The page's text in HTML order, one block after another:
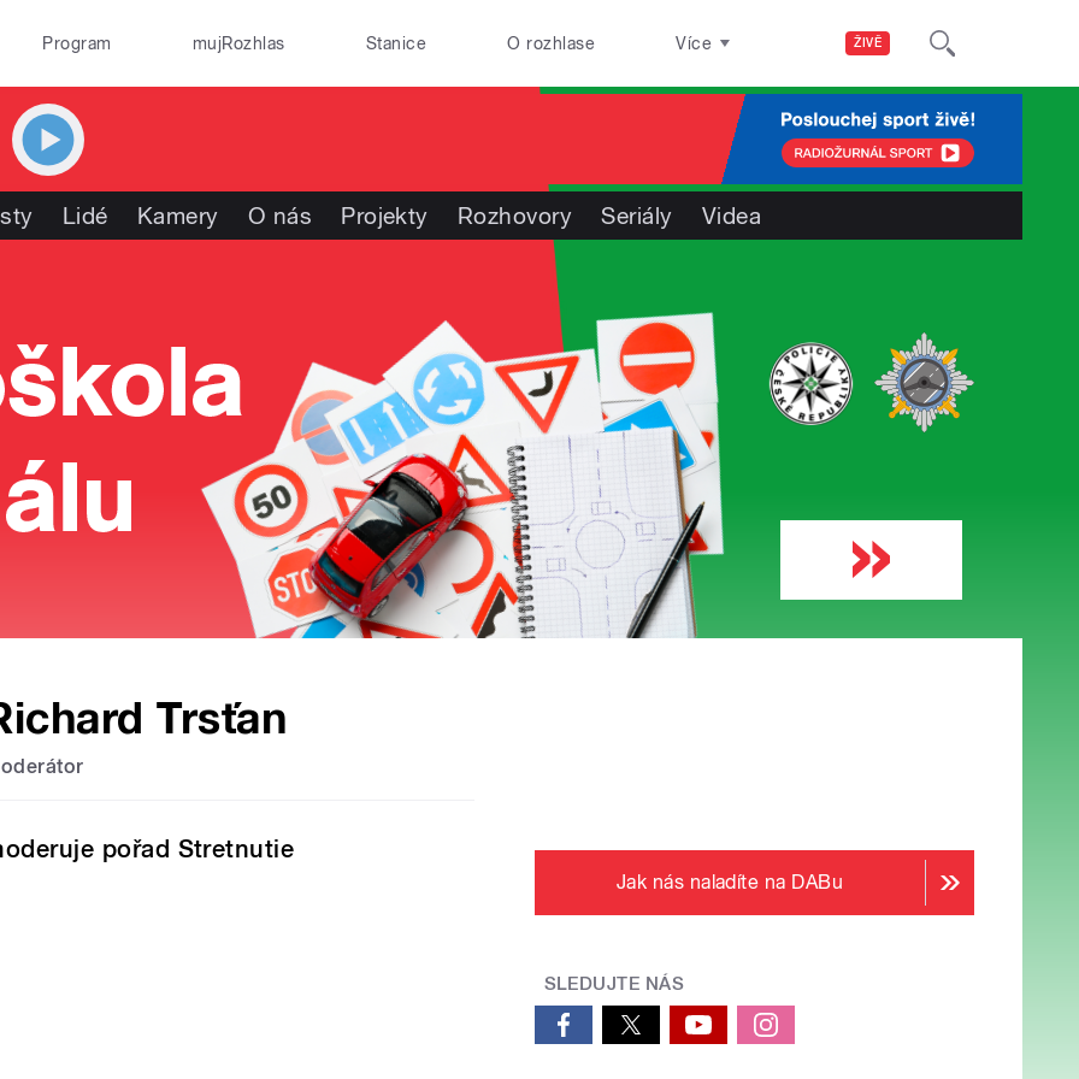
ŽIVĚ
Program mujRozhlas Stanice O rozhlase Více
Lidé Kamery O nás Projekty Rozhovory Seriály Videa
Trsťan
pořad Stretnutie
Jak nás naladíte na DABu
SLEDUJTE NÁS